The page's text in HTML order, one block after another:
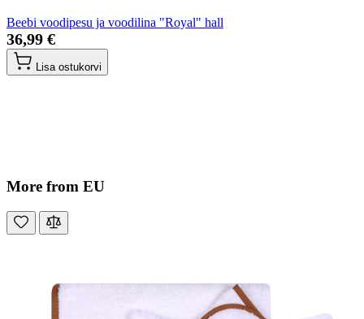
Beebi voodipesu ja voodilina "Royal" hall
36,99 €
Lisa ostukorvi
More from EU